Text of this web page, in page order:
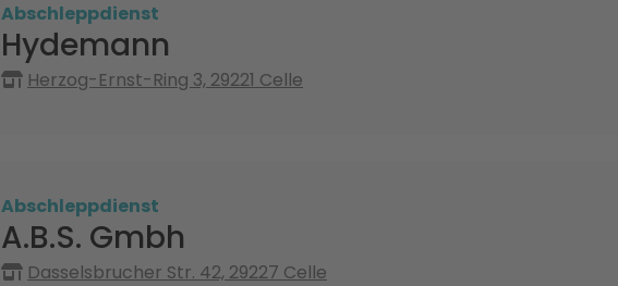
Abschleppdienst
Hydemann
Herzog-Ernst-Ring 3, 29221 Celle
Abschleppdienst
A.B.S. Gmbh
Dasselsbrucher Str. 42, 29227 Celle